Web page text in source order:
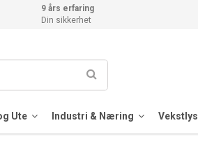
9 års erfaring
Din sikkerhet
Ute Industri & Næring Vekstlys